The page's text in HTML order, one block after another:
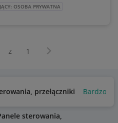
OSOBA PRYWATNA
z 1 Następna strona
przełączniki Bardzo
sterowania,